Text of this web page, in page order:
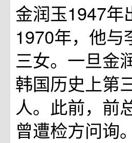
金润玉1947年
1970年，他与
三女。一旦金
韩国历史上第
人。此前，前
曾遭检方问询。